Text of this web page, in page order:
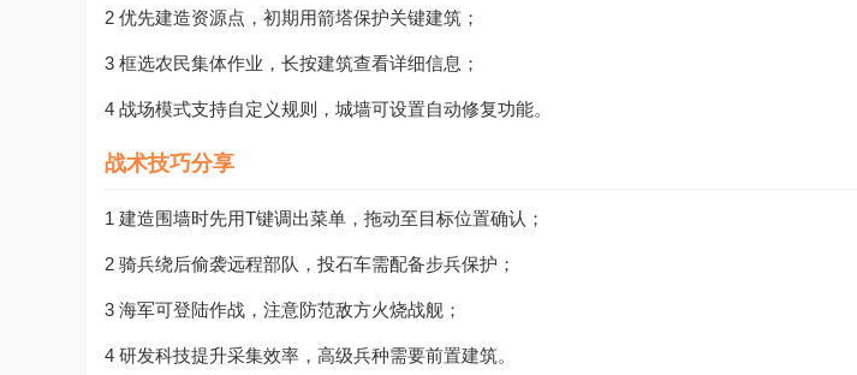
2 优先建造资源点，初期用箭塔保护关键建筑；
3 框选农民集体作业，长按建筑查看详细信息；
4 战场模式支持自定义规则，城墙可设置自动修复功能。
战术技巧分享
1 建造围墙时先用T键调出菜单，拖动至目标位置确认；
2 骑兵绕后偷袭远程部队，投石车需配备步兵保护；
3 海军可登陆作战，注意防范敌方火烧战舰；
4 研发科技提升采集效率，高级兵种需要前置建筑。